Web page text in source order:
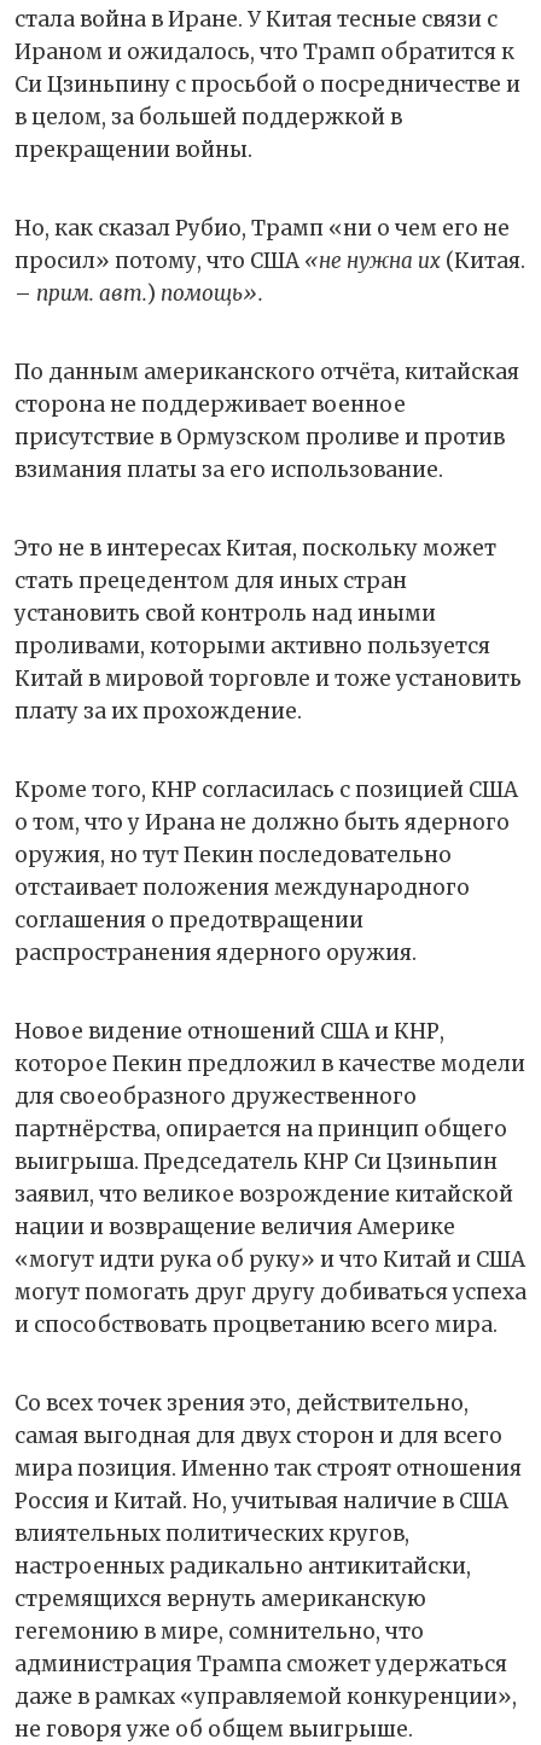
стала война в Иране. У Китая тесные связи с
Ираном и ожидалось, что Трамп обратится к
Си Цзиньпину с просьбой о посредничестве и
в целом, за большей поддержкой в
прекращении войны.
Но, как сказал Рубио, Трамп «ни о чем его не
просил» потому, что США «не нужна их (Китая.
– прим. авт.) помощь».
По данным американского отчёта, китайская
сторона не поддерживает военное
присутствие в Ормузском проливе и против
взимания платы за его использование.
Это не в интересах Китая, поскольку может
стать прецедентом для иных стран
установить свой контроль над иными
проливами, которыми активно пользуется
Китай в мировой торговле и тоже установить
плату за их прохождение.
Кроме того, КНР согласилась с позицией США
о том, что у Ирана не должно быть ядерного
оружия, но тут Пекин последовательно
отстаивает положения международного
соглашения о предотвращении
распространения ядерного оружия.
Новое видение отношений США и КНР,
которое Пекин предложил в качестве модели
для своеобразного дружественного
партнёрства, опирается на принцип общего
выигрыша. Председатель КНР Си Цзиньпин
заявил, что великое возрождение китайской
нации и возвращение величия Америке
«могут идти рука об руку» и что Китай и США
могут помогать друг другу добиваться успеха
и способствовать процветанию всего мира.
Со всех точек зрения это, действительно,
самая выгодная для двух сторон и для всего
мира позиция. Именно так строят отношения
Россия и Китай. Но, учитывая наличие в США
влиятельных политических кругов,
настроенных радикально антикитайски,
стремящихся вернуть американскую
гегемонию в мире, сомнительно, что
администрация Трампа сможет удержаться
даже в рамках «управляемой конкуренции»,
не говоря уже об общем выигрыше.